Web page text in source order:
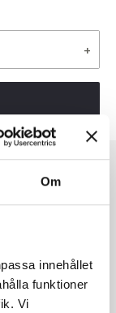
Om
innehållet
funktioner
Vi
+